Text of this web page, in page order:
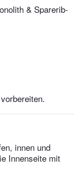
& Sparerib-
innen und
Innenseite mit